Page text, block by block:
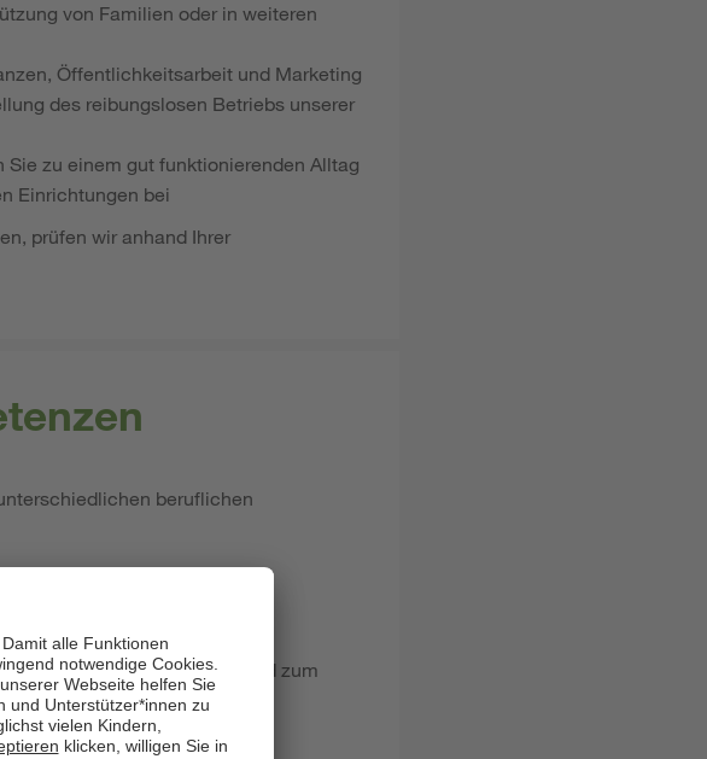
von Familien oder in weiteren
Öffentlichkeitsarbeit und Marketing
des reibungslosen Betriebs unserer
Sie zu einem gut funktionierenden Alltag
Einrichtungen bei
prüfen wir anhand Ihrer
beruflichen
Qualifikation – passend zum